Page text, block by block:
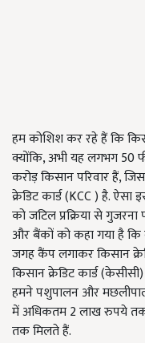
हम कोशिश कर रहे हैं कि
क्योंकि, अभी यह लगभग 50
करोड़ किसान परिवार हैं,
क्रेडिट कार्ड (KCC ) है.
को जटिल प्रक्रिया से
और बैंकों को कहा गया है कि
जगह कैंप लगाकर किसान
किसान क्रेडिट कार्ड
हमने पशुपालन और
में अधिकतम 2 लाख रुपये
तक मिलते हैं.